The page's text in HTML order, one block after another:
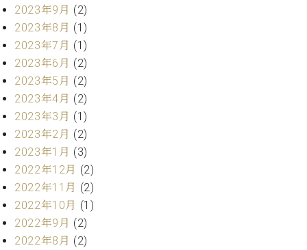
ジ
タ
ル)
八
王
子
工
房
ロ
グ
ア
ク
セ
ス
問
い
合
2023年9月 (2)
2023年8月 (1)
2023年7月 (1)
2023年6月 (2)
2023年5月 (2)
2023年4月 (2)
2023年3月 (1)
2023年2月 (2)
2023年1月 (3)
2022年12月 (2)
2022年11月 (2)
2022年10月 (1)
2022年9月 (2)
2022年8月 (2)